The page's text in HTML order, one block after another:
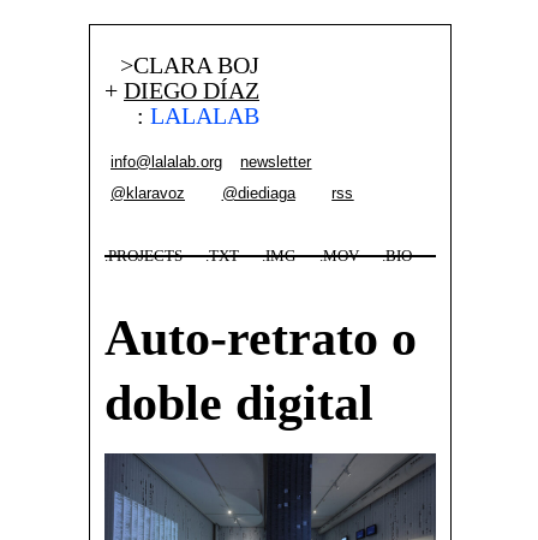
>CLARA BOJ
+ DIEGO DÍAZ
: LALALAB
info@lalalab.org
newsletter
@klaravoz
@diediaga rss
.PROJECTS .TXT .IMG .MOV .BIO
Auto-retrato o
doble digital